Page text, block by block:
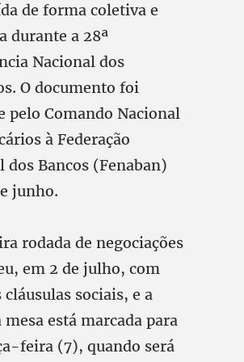
de forma coletiva e
durante a 28ª
Nacional dos
O documento foi
pelo Comando Nacional
à Federação
dos Bancos (Fenaban)
junho.
rodada de negociações
em 2 de julho, com
cláusulas sociais, e a
mesa está marcada para
feira (7), quando será